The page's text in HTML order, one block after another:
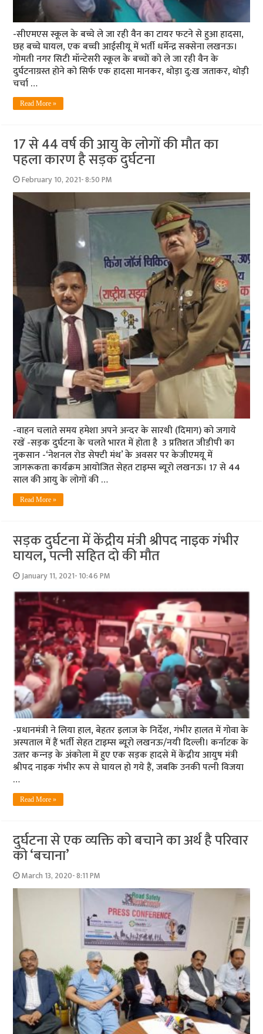
-सीएमएस स्कूल के बच्चे ले जा रही वैन का टायर फटने से हुआ हादसा,
छह बच्चे घायल, एक बच्ची आईसीयू में भर्ती धर्मेन्द्र सक्सेना लखनऊ।
गोमती नगर सिटी मॉन्टेसरी स्कूल के बच्चों को ले जा रही वैन के
दुर्घटनाग्रस्त होने को सिर्फ एक हादसा मानकर, थोड़ा दु:ख जताकर, थोड़ी
चर्चा …
Read More »
17 से 44 वर्ष की आयु के लोगों की मौत का
पहला कारण है सड़क दुर्घटना
February 10, 2021- 8:50 PM
-वाहन चलाते समय हमेशा अपने अन्दर के सारथी (दिमाग) को जगाये
रखें -सड़क दुर्घटना के चलते भारत में होता है 3 प्रतिशत जीडीपी का
नुकसान -‘नेशनल रोड सेफ्टी मंथ’ के अवसर पर केजीएमयू में
जागरूकता कार्यक्रम आयोजित सेहत टाइम्‍स ब्‍यूरो लखनऊ। 17 से 44
साल की आयु के लोगों की …
Read More »
सड़क दुर्घटना में केंद्रीय मंत्री श्रीपद नाइक गंभीर
घायल, पत्‍नी सहित दो की मौत
January 11, 2021- 10:46 PM
-प्रधानमंत्री ने लिया हाल, बेहतर इलाज के निर्देश, गंभीर हालत में गोवा के
अस्‍पताल में हैं भर्ती सेहत टाइम्‍स ब्‍यूरो लखनऊ/नयी दिल्‍ली। कर्नाटक के
उत्‍तर कन्‍नड़ के अंकोला में हुए एक सड़क हादसे में केंद्रीय आयुष मंत्री
श्रीपद नाइक गंभीर रूप से घायल हो गये हैं, जबकि उनकी पत्‍नी विजया
…
Read More »
दुर्घटना से एक व्‍यक्ति को बचाने का अर्थ है परिवार
को ‘बचाना’
March 13, 2020- 8:11 PM